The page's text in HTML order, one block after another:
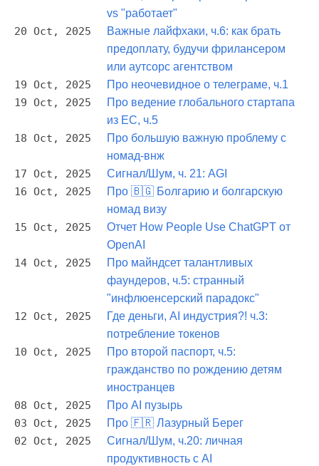
vs "работает"
20 Oct, 2025
Важные лайфхаки, ч.6: как брать
предоплату, будучи фрилансером
или аутсорс агентством
19 Oct, 2025 Про неочевидное о телеграме, ч.1
19 Oct, 2025
Про ведение глобального стартапа
из ЕС, ч.5
18 Oct, 2025
Про большую важную проблему с
номад-внж
17 Oct, 2025 Сигнал/Шум, ч. 21: AGI
16 Oct, 2025
Про 🇧🇬 Болгарию и болгарскую
номад визу
15 Oct, 2025
Отчет How People Use ChatGPT от
OpenAI
14 Oct, 2025
Про майндсет талантливых
фаундеров, ч.5: странный
"инфлюенсерский парадокс"
12 Oct, 2025
Где деньги, AI индустрия?! ч.3:
потребление токенов
10 Oct, 2025
Про второй паспорт, ч.5:
гражданство по рождению детям
иностранцев
08 Oct, 2025 Про AI пузырь
03 Oct, 2025 Про 🇫🇷 Лазурный Берег
02 Oct, 2025
Сигнал/Шум, ч.20: личная
продуктивность с AI